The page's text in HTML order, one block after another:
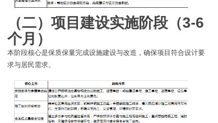
（二） 项目建设实施阶段（3-6
个月）
本阶段核心是保质保量完成设施建设与改造，确保项目符合设计要
求与居民需求。